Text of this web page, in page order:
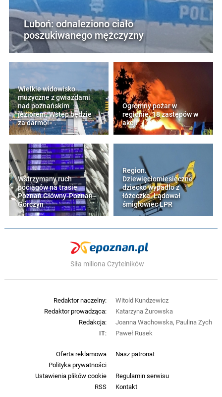
Luboń: odnaleziono ciało
poszukiwanego mężczyzny
Wielkie widowisko
muzyczne z gwiazdami
nad poznańskim
jeziorem. Wstęp będzie
za darmo!
Ogromny pożar w
regionie. 18 zastępów w
akcji
Wstrzymany ruch
pociągów na trasie
Poznań Główny-Poznań
Górczyn
Region.
Dziewięciomiesięczne
dziecko wypadło z
łóżeczka. Lądował
śmigłowiec LPR
Siła miliona Czytelników
Oferta reklamowa
Nasz patronat
Polityka prywatności
Ustawienia plików cookie
Regulamin serwisu
RSS
Kontakt
Redaktor naczelny:
Witold Kundzewicz
Redaktor prowadząca:
Katarzyna Żurowska
Redakcja:
Joanna Wachowska, Paulina Zych
IT:
Paweł Rusek